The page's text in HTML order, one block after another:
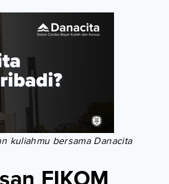
kuliahmu bersama Danacita